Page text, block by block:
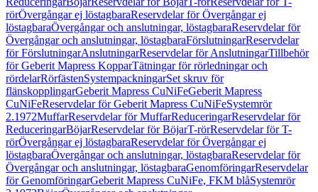
rörÖvergångar ej löstagbaraReservdelar för Övergångar ej
löstagbaraÖvergångar och anslutningar, löstagbaraReservdelar för
Övergångar och anslutningar, löstagbaraFörslutningarReservdelar
för FörslutningarAnslutningarReservdelar för AnslutningarTillbehör
för Geberit Mapress KopparTätningar för rörledningar och
rördelarRörfästenSystempackningarSet skruv för
flänskopplingarGeberit Mapress CuNiFeGeberit Mapress
CuNiFeReservdelar för Geberit Mapress CuNiFeSystemrör
2.1972MuffarReservdelar för MuffarReduceringarReservdelar för
ReduceringarBöjarReservdelar för BöjarT-rörReservdelar för T-
rörÖvergångar ej löstagbaraReservdelar för Övergångar ej
löstagbaraÖvergångar och anslutningar, löstagbaraReservdelar för
Övergångar och anslutningar, löstagbaraGenomföringarReservdelar
för GenomföringarGeberit Mapress CuNiFe, FKM blåSystemrör